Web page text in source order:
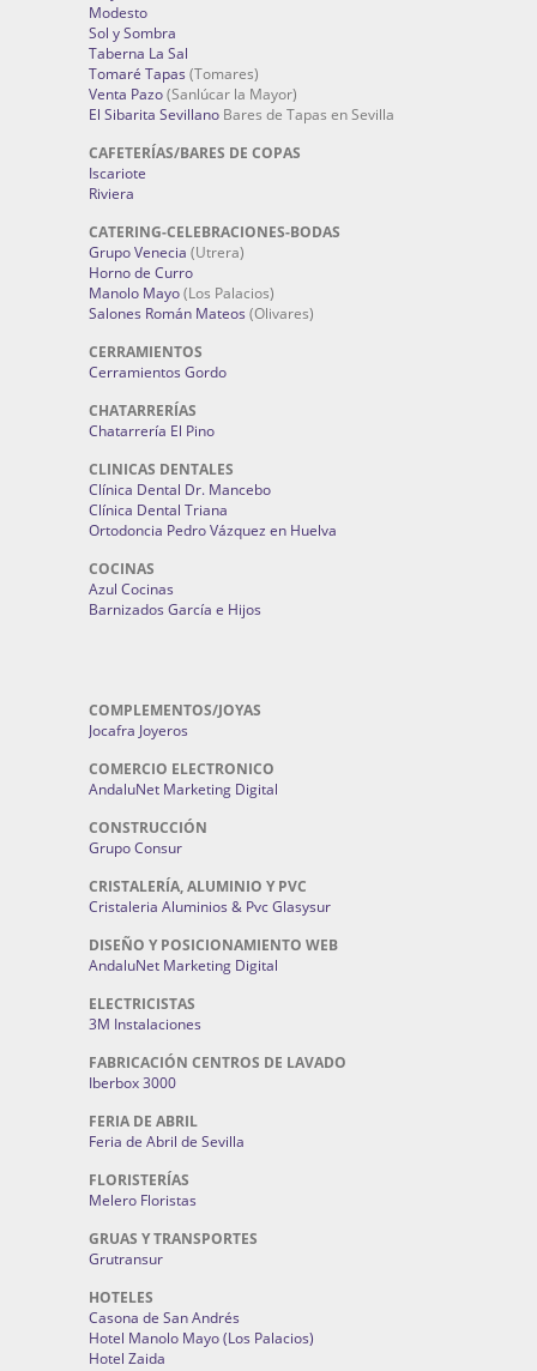
Modesto
Sol y Sombra
Taberna La Sal
Tomaré Tapas (Tomares)
Venta Pazo(Sanlúcar la Mayor)
El Sibarita Sevillano Bares de Tapas en Sevilla
CAFETERÍAS/BARES DE COPAS
Iscariote
Riviera
CATERING-CELEBRACIONES-BODAS
Grupo Venecia (Utrera)
Horno de Curro
Manolo Mayo(Los Palacios)
Salones Román Mateos (Olivares)
CERRAMIENTOS
Cerramientos Gordo
CHATARRERÍAS
Chatarrería El Pino
CLINICAS DENTALES
Clínica Dental Dr. Mancebo
Clínica Dental Triana
Ortodoncia Pedro Vázquez en Huelva
COCINAS
Azul Cocinas
Barnizados García e Hijos
COMPLEMENTOS/JOYAS
Jocafra Joyeros
COMERCIO ELECTRONICO
AndaluNet Marketing Digital
CONSTRUCCIÓN
Grupo Consur
CRISTALERÍA, ALUMINIO Y PVC
Cristaleria Aluminios & Pvc Glasysur
DISEÑO Y POSICIONAMIENTO WEB
AndaluNet Marketing Digital
ELECTRICISTAS
3M Instalaciones
FABRICACIÓN CENTROS DE LAVADO
Iberbox 3000
FERIA DE ABRIL
Feria de Abril de Sevilla
FLORISTERÍAS
Melero Floristas
GRUAS Y TRANSPORTES
Grutransur
HOTELES
Casona de San Andrés
Hotel Manolo Mayo (Los Palacios)
Hotel Zaida